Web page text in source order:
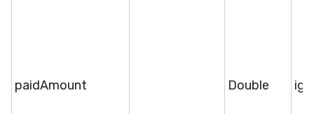
paidAmount Double